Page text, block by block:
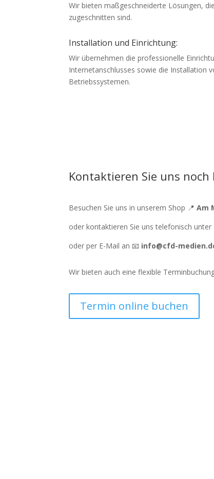
Wir bieten maßgeschneiderte Lösungen,
zugeschnitten sind.
Installation und Einrichtung:
Wir übernehmen die professionelle
Internetanschlusses sowie die Installation
Betriebssystemen.
Kontaktieren Sie uns noch
Besuchen Sie uns in unserem Shop 📍Am
oder kontaktieren Sie uns telefonisch unter
oder per E-Mail an 📧 info@cfd-
Wir bieten auch eine flexible
Termin online buchen